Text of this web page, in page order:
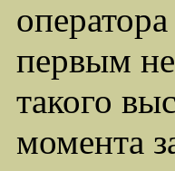
первым
такого
момента